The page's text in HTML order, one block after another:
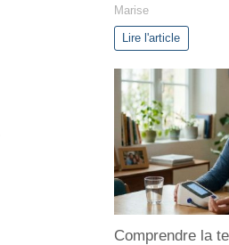
Marise
Lire l'article
Comprendre la